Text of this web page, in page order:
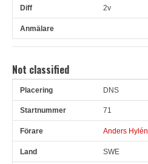
2v
Not classified
Pl Snr Land
DNS
71
Anders Hylén
SWE